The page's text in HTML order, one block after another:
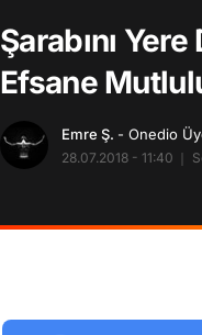
Şarabını
Efsane
Emre Ş. - Onedio
28.07.2018 - 11:40